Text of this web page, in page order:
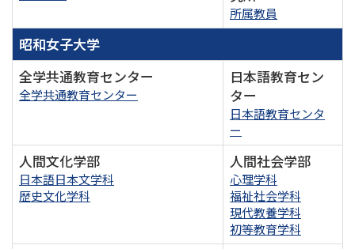
所属教員
昭和女子大学
全学共通教育センター
全学共通教育センター
日本語教育セン
ター
日本語教育センタ
ー
人間文化学部
日本語日本文学科
歴史文化学科
人間社会学部
心理学科
福祉社会学科
現代教養学科
初等教育学科